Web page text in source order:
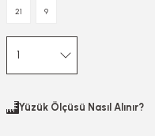
21 9
Yüzük Ölçüsü Nasıl Alınır?